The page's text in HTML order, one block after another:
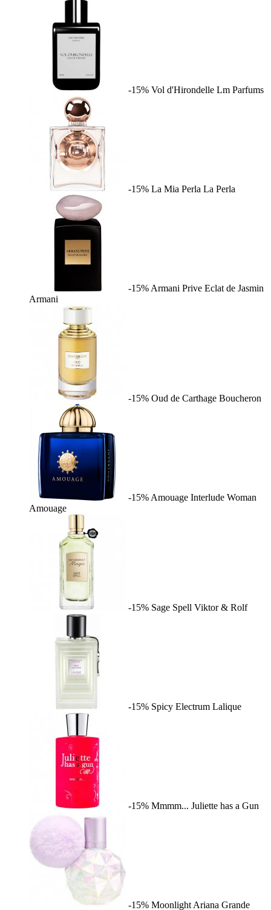
-15% Vol d'Hirondelle Lm Parfums
-15% La Mia Perla La Perla
-15% Armani Prive Eclat de Jasmin
Armani
-15% Oud de Carthage Boucheron
-15% Amouage Interlude Woman
Amouage
-15% Sage Spell Viktor & Rolf
-15% Spicy Electrum Lalique
-15% Mmmm... Juliette has a Gun
-15% Moonlight Ariana Grande